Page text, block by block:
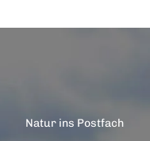
Natur ins Postfach